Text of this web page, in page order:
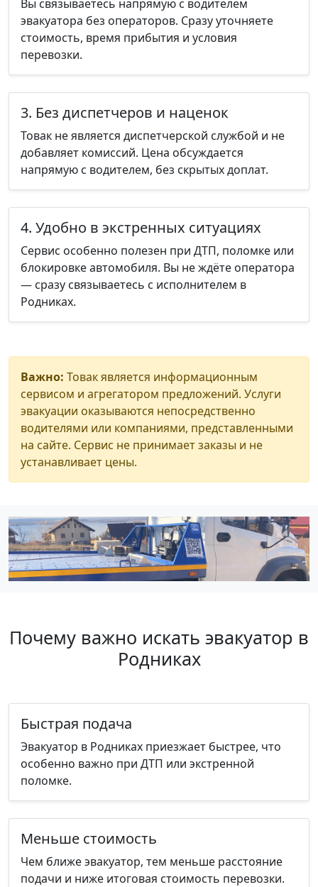
Вы связываетесь напрямую с водителем
эвакуатора без операторов. Сразу уточняете
стоимость, время прибытия и условия
перевозки.
3. Без диспетчеров и наценок
Товак не является диспетчерской службой и не
добавляет комиссий. Цена обсуждается
напрямую с водителем, без скрытых доплат.
4. Удобно в экстренных ситуациях
Сервис особенно полезен при ДТП, поломке или
блокировке автомобиля. Вы не ждёте оператора
— сразу связываетесь с исполнителем в
Родниках.
Важно: Товак является информационным
сервисом и агрегатором предложений. Услуги
эвакуации оказываются непосредственно
водителями или компаниями, представленными
на сайте. Сервис не принимает заказы и не
устанавливает цены.
Почему важно искать эвакуатор в
Родниках
Быстрая подача
Эвакуатор в Родниках приезжает быстрее, что
особенно важно при ДТП или экстренной
поломке.
Меньше стоимость
Чем ближе эвакуатор, тем меньше расстояние
подачи и ниже итоговая стоимость перевозки.